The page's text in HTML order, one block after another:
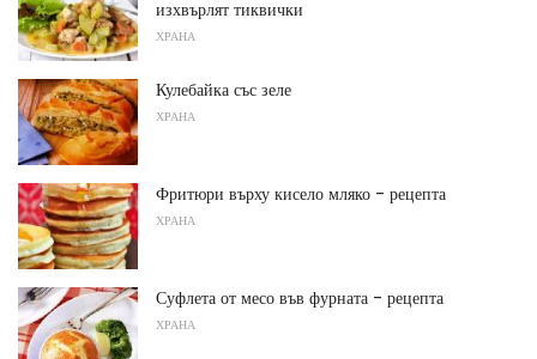
изхвърлят тиквички
ХРАНА
Кулебайка със зеле
ХРАНА
Фритюри върху кисело мляко - рецепта
ХРАНА
Суфлета от месо във фурната - рецепта
ХРАНА